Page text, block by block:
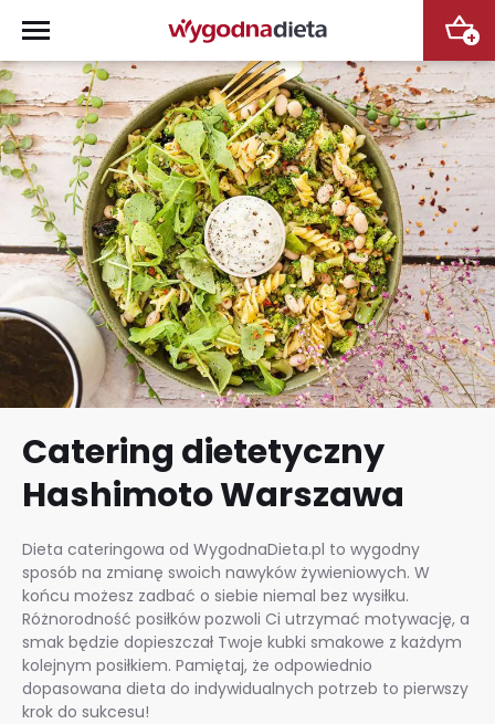
+
Catering dietetyczny
Hashimoto Warszawa
Dieta cateringowa od WygodnaDieta.pl to wygodny
sposób na zmianę swoich nawyków żywieniowych. W
końcu możesz zadbać o siebie niemal bez wysiłku.
Różnorodność posiłków pozwoli Ci utrzymać motywację, a
smak będzie dopieszczał Twoje kubki smakowe z każdym
kolejnym posiłkiem. Pamiętaj, że odpowiednio
dopasowana dieta do indywidualnych potrzeb to pierwszy
krok do sukcesu!